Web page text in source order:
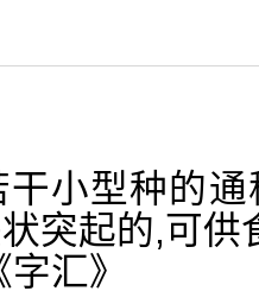
小型种的
突起的,可供
汇》